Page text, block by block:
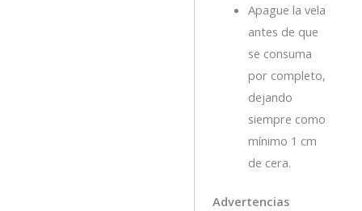
Apague la vela
antes de que
se consuma
por completo,
dejando
siempre como
mínimo 1 cm
de cera.
Advertencias